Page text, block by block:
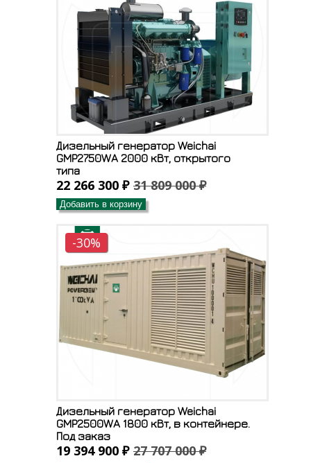
Дизельный генератор Weichai
GMP2750WA 2000 кВт, открытого
типа
22 266 300 ₽ 31 809 000 ₽
Добавить в корзину
-30%
Дизельный генератор Weichai
GMP2500WA 1800 кВт, в контейнере.
Под заказ
19 394 900 ₽ 27 707 000 ₽